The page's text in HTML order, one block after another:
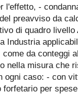
l'effetto, -
preavviso da
di quadro livello
Industria
da conteggi
nella misura che
ogni caso: - con
per